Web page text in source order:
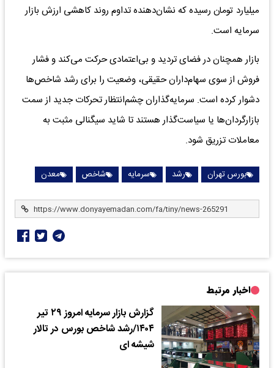
میلیارد تومان رسیده که نشان‌دهنده تداوم روند کاهشی ارزش بازار
سرمایه است.
بازار همچنان در فضای تردید و بی‌اعتمادی حرکت می‌کند و فشار
فروش از سوی سهام‌داران حقیقی، وضعیت را برای رشد شاخص‌ها
دشوار کرده است. سرمایه‌گذاران چشم‌انتظار تحرکات جدید از سمت
بازارگردان‌ها یا سیاست‌گذار هستند تا شاید سیگنالی مثبت به
معاملات تزریق شود.
بورس تهران رشد سرمایه شاخص معدن
اخبار مرتبط
گزارش بازار سرمایه امروز ۲۹ تیر
۱۴۰۴/رشد شاخص بورس در تالار
شیشه ای